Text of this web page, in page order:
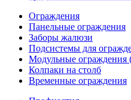
Ограждения
Панельные ограждения
Заборы жалюзи
Подсистемы для
Модульные ограждения
Колпаки на столб
Временные ограждения